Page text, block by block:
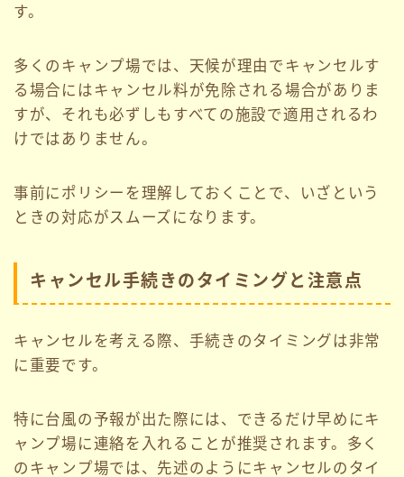
す。
多くのキャンプ場では、天候が理由でキャンセルす
る場合にはキャンセル料が免除される場合がありま
すが、それも必ずしもすべての施設で適用されるわ
けではありません。
事前にポリシーを理解しておくことで、いざという
ときの対応がスムーズになります。
キャンセル手続きのタイミングと注意点
キャンセルを考える際、手続きのタイミングは非常
に重要です。
特に台風の予報が出た際には、できるだけ早めにキ
ャンプ場に連絡を入れることが推奨されます。多く
のキャンプ場では、先述のようにキャンセルのタイ